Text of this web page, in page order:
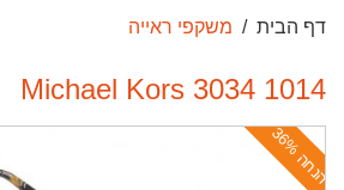
דף הבית משקפי ראייה
Michael Kors 3034 1014
ה
נ
ח
ה
3
6